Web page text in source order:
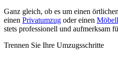
Ganz gleich, ob es um einen
einen Privatumzug oder einen
stets professionell und aufmerksam
Trennen Sie Ihre Umzugsschritte